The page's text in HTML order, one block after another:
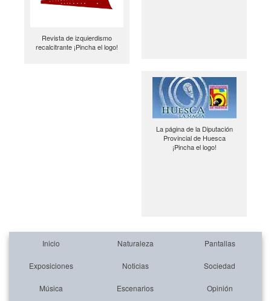
Revista de izquierdismo
recalcitrante ¡Pincha el logo!
La página de la Diputación
Provincial de Huesca
¡Pincha el logo!
Inicio Naturaleza Pantallas
Exposiciones Noticias Sociedad
Música Escenarios Opinión